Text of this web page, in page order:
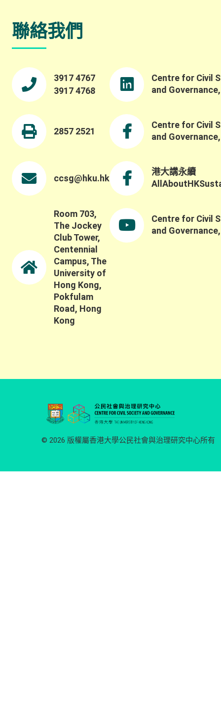
聯絡我們
3917 4767
3917 4768
2857 2521
ccsg@hku.hk
Room 703,
The Jockey
Club Tower,
Centennial
Campus, The
University of
Hong Kong,
Pokfulam
Road, Hong
Kong
Centre for Civil
and
Centre for Civil
and
港大講永續
Centre for Civil
and
© 2026 版權屬香港大學公民社會與治理研究中心所有